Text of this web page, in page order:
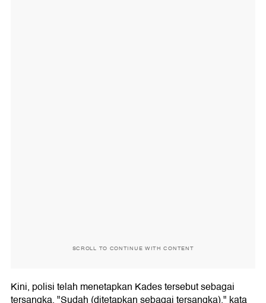
SCROLL TO CONTINUE WITH CONTENT
Kini, polisi telah menetapkan Kades tersebut sebagai